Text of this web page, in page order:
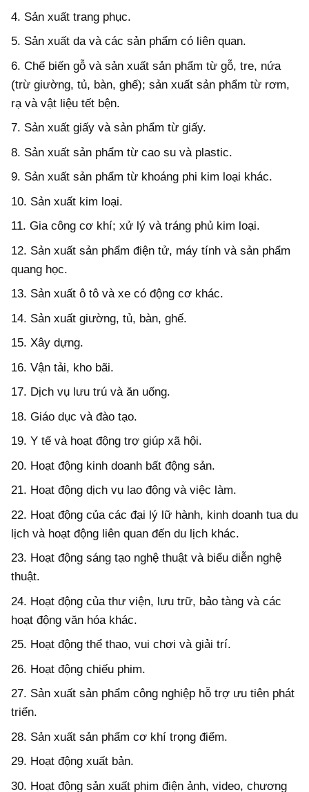
4. Sản xuất trang phục.
5. Sản xuất da và các sản phẩm có liên quan.
6. Chế biến gỗ và sản xuất sản phẩm từ gỗ, tre, nứa
(trừ giường, tủ, bàn, ghế); sản xuất sản phẩm từ rơm,
rạ và vật liệu tết bện.
7. Sản xuất giấy và sản phẩm từ giấy.
8. Sản xuất sản phẩm từ cao su và plastic.
9. Sản xuất sản phẩm từ khoáng phi kim loại khác.
10. Sản xuất kim loại.
11. Gia công cơ khí; xử lý và tráng phủ kim loại.
12. Sản xuất sản phẩm điện tử, máy tính và sản phẩm
quang học.
13. Sản xuất ô tô và xe có động cơ khác.
14. Sản xuất giường, tủ, bàn, ghế.
15. Xây dựng.
16. Vận tải, kho bãi.
17. Dịch vụ lưu trú và ăn uống.
18. Giáo dục và đào tạo.
19. Y tế và hoạt động trợ giúp xã hội.
20. Hoạt động kinh doanh bất động sản.
21. Hoạt động dịch vụ lao động và việc làm.
22. Hoạt động của các đại lý lữ hành, kinh doanh tua du
lịch và hoạt động liên quan đến du lịch khác.
23. Hoạt động sáng tạo nghệ thuật và biểu diễn nghệ
thuật.
24. Hoạt động của thư viện, lưu trữ, bảo tàng và các
hoạt động văn hóa khác.
25. Hoạt động thể thao, vui chơi và giải trí.
26. Hoạt động chiếu phim.
27. Sản xuất sản phẩm công nghiệp hỗ trợ ưu tiên phát
triển.
28. Sản xuất sản phẩm cơ khí trọng điểm.
29. Hoạt động xuất bản.
30. Hoạt động sản xuất phim điện ảnh, video, chương